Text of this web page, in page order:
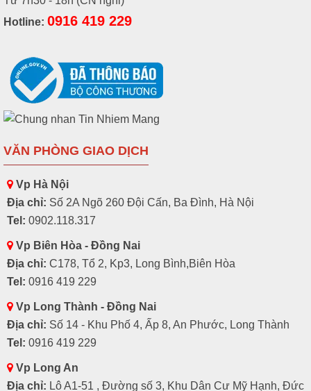
Hotline: 0916 419 229
VĂN PHÒNG GIAO DỊCH
Vp Hà Nội
Địa chỉ: Số 2A Ngõ 260 Đội Cấn, Ba Đình, Hà Nội
Tel: 0902.118.317
Vp Biên Hòa - Đồng Nai
Địa chỉ: C178, Tổ 2, Kp3, Long Bình,Biên Hòa
Tel: 0916 419 229
Vp Long Thành - Đồng Nai
Địa chỉ: Số 14 - Khu Phố 4, Ấp 8, An Phước, Long Thành
Tel: 0916 419 229
Vp Long An
Địa chỉ: Lô A1-51 , Đường số 3, Khu Dân Cư Mỹ Hạnh, Đức